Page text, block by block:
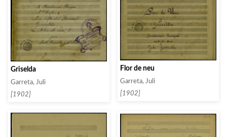
Griselda
Garreta, Juli
[1902]
Flor de neu
Garreta, Juli
[1902]